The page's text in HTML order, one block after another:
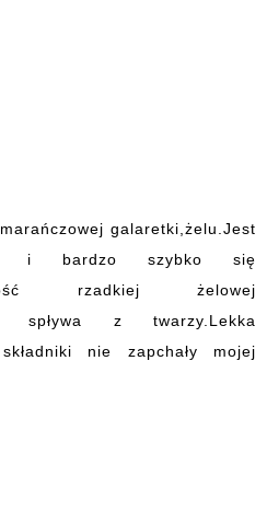
galaretki,żelu.Jest
i bardzo szybko się
dość rzadkiej żelowej
spływa z twarzy.Lekka
nie zapchały mojej